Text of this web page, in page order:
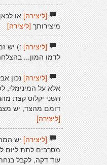
[ליצירה]או
מיצירותך [ליצירה]
[ליצירה]:) יש
לדמו המון...
[ליצירה]נכון
אלא על המינימלי,
השני יקלוט קצת
דומם מהצד, יש
[ליצירה]
[ליצירה]יש
מסרבים לתת ליום
עוד דקה, לקבל